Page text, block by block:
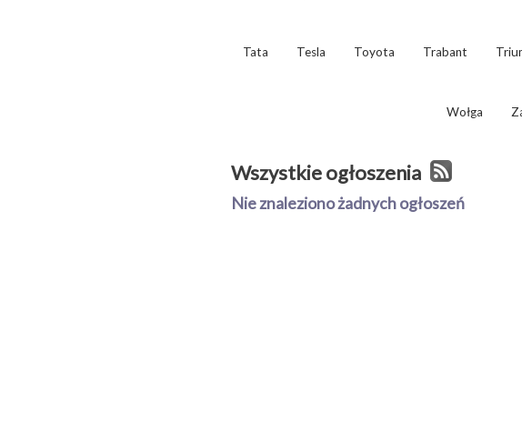
Tata Tesla Toyota Trabant
Wołga
Wszystkie ogłoszenia
Nie znaleziono żadnych ogłoszeń